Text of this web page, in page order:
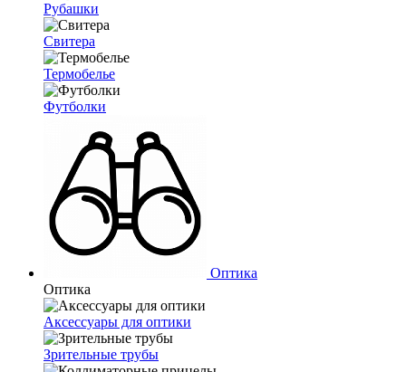
Рубашки
Свитера
Термобелье
Футболки
Оптика
Оптика
Аксессуары для оптики
Зрительные трубы